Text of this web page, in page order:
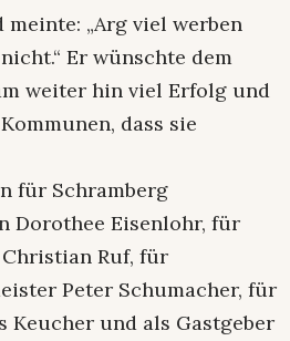
„Arg viel werben
Er wünschte dem
weiter hin viel Erfolg und
dass sie
für Schramberg
Dorothee Eisenlohr, für
Ruf, für
Peter Schumacher, für
Keucher und als Gastgeber